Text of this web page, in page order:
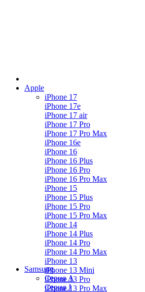
Apple
iPhone 17
iPhone 17e
iPhone 17 air
iPhone 17 Pro
iPhone 17 Pro Max
iPhone 16e
iPhone 16
iPhone 16 Plus
iPhone 16 Pro
iPhone 16 Pro Max
iPhone 15
iPhone 15 Plus
iPhone 15 Pro
iPhone 15 Pro Max
iPhone 14
iPhone 14 Plus
iPhone 14 Pro
iPhone 14 Pro Max
iPhone 13
iPhone 13 Mini
iPhone 13 Pro
iPhone 13 Pro Max
Samsung
Серия А
Серия J